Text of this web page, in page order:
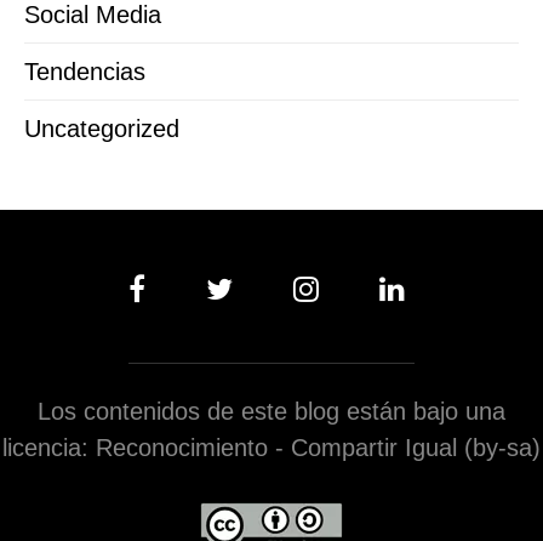
Social Media
Tendencias
Uncategorized
Los contenidos de este blog están bajo una
licencia: Reconocimiento - Compartir Igual (by-sa)